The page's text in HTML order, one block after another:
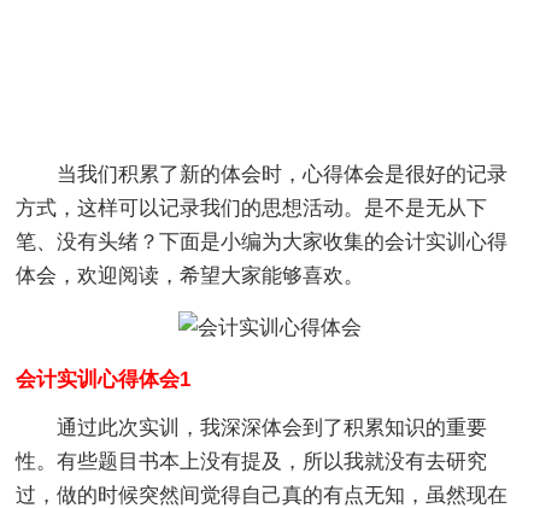
当我们积累了新的体会时，心得体会是很好的记录
方式，这样可以记录我们的思想活动。是不是无从下
笔、没有头绪？下面是小编为大家收集的会计实训心得
体会，欢迎阅读，希望大家能够喜欢。
会计实训心得体会1
通过此次实训，我深深体会到了积累知识的重要
性。有些题目书本上没有提及，所以我就没有去研究
过，做的时候突然间觉得自己真的有点无知，虽然现在